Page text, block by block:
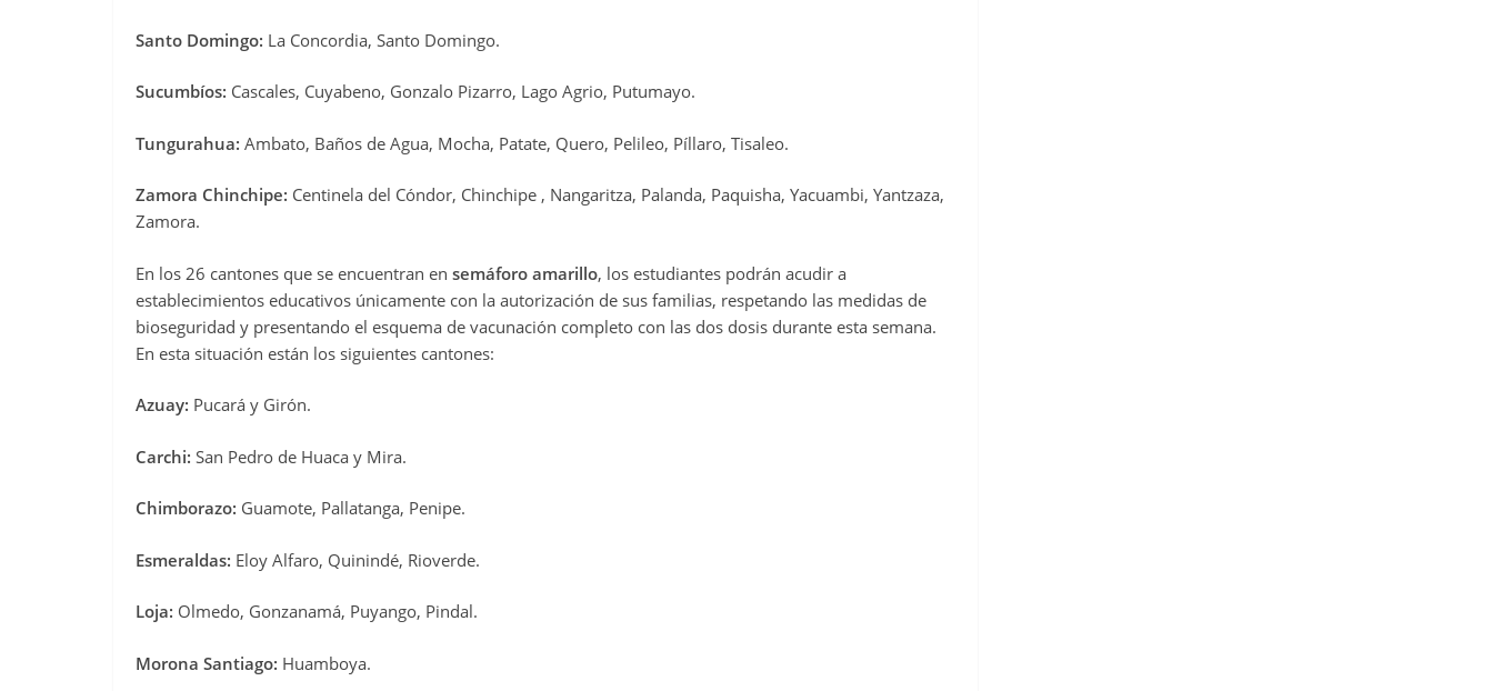
Santo Domingo: La Concordia, Santo Domingo.
Sucumbíos: Cascales, Cuyabeno, Gonzalo Pizarro, Lago Agrio, Putumayo.
Tungurahua: Ambato, Baños de Agua, Mocha, Patate, Quero, Pelileo, Píllaro, Tisaleo.
Zamora Chinchipe: Centinela del Cóndor, Chinchipe , Nangaritza, Palanda, Paquisha, Yacuambi, Yantzaza,
Zamora.
En los 26 cantones que se encuentran en semáforo amarillo, los estudiantes podrán acudir a
establecimientos educativos únicamente con la autorización de sus familias, respetando las medidas de
bioseguridad y presentando el esquema de vacunación completo con las dos dosis durante esta semana.
En esta situación están los siguientes cantones:
Azuay: Pucará y Girón.
Carchi: San Pedro de Huaca y Mira.
Chimborazo: Guamote, Pallatanga, Penipe.
Esmeraldas: Eloy Alfaro, Quinindé, Rioverde.
Loja: Olmedo, Gonzanamá, Puyango, Pindal.
Morona Santiago: Huamboya.